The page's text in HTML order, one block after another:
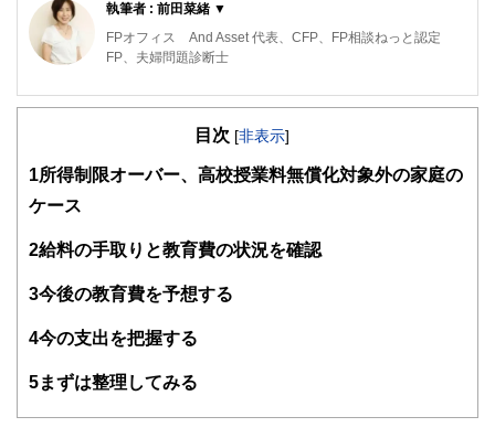
執筆者 : 前田菜緒 ▼
FPオフィス And Asset 代表、CFP、FP相談ねっと認定
FP、夫婦問題診断士
保険代理店勤務を経て独立。高齢出産夫婦が2人目を産み、
黒字になるようライフプラン設計を行っている。子どもが寝
書に「書けばわかる！わが家の家計にピッタリな子育て＆教
目次 [非表示]
1所得制限オーバー、高校授業料無償化対象外の家庭の
ケース
2給料の手取りと教育費の状況を確認
3今後の教育費を予想する
4今の支出を把握する
5まずは整理してみる